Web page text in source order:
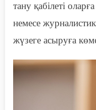
тану қабілеті
немесе
жүзеге асыруға